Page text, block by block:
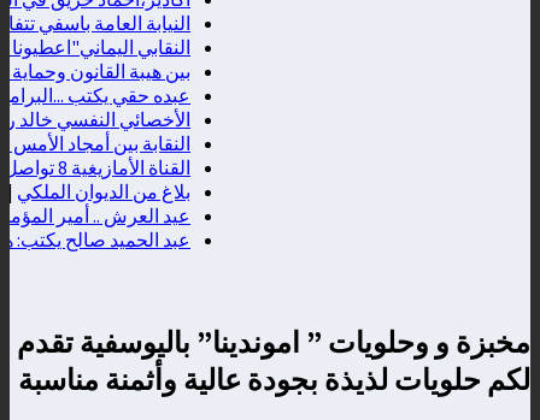
النيابة العامة باسفي
النقابي اليماني"اعطيونا
بين هيبة القانون وحماية
عبده حقي يكتب ...البرامج
الأخصائي النفسي خالد
النقابة بين أمجاد الأمس
القناة الأمازيغية 8 تواصل تقريب المشاهد من نبض المدن المغربية عبر برنامج "فسحة الصيف"
بلاغ من الديوان الملكي|
عيد العرش .. أمير
عبد الحميد صالح يكتب:
مخبزة و وحلويات ” اموندينا” باليوسفية تقدم
لكم حلويات لذيذة بجودة عالية وأثمنة مناسبة